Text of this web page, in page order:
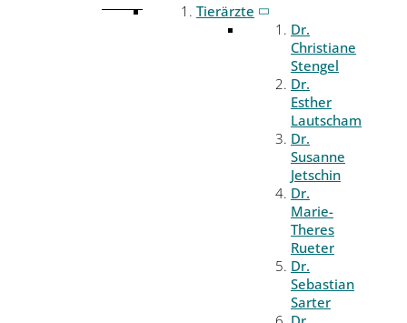
Tierärzte
Dr.
Christiane
Stengel
Dr.
Esther
Lautscham
Dr.
Susanne
Jetschin
Dr.
Marie-
Theres
Rueter
Dr.
Sebastian
Sarter